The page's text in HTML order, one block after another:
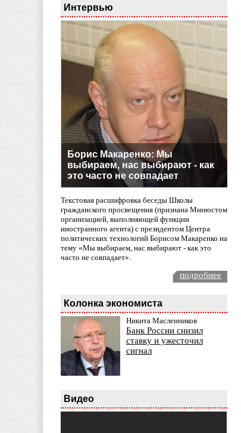
Интервью
Борис Макаренко: Мы
выбираем, нас выбирают - как
это часто не совпадает
Текстовая расшифровка беседы Школы
гражданского просвещения (признана Минюстом
организацией, выполняющей функции
иностранного агента) с президентом Центра
политических технологий Борисом Макаренко на
тему «Мы выбираем, нас выбирают - как это
часто не совпадает».
подробнее
Колонка экономиста
Никита Масленников
Банк России снизил
ставку и ужесточил
сигнал
Видео